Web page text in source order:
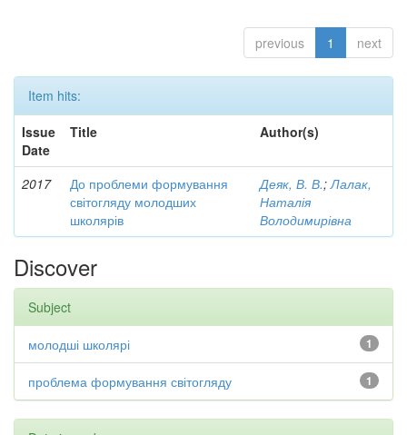
previous 1 next
Item hits:
Issue
Date
Title Author(s)
2017
До проблеми формування
світогляду молодших
школярів
Деяк, В. В.;Лалак,
Наталія
Володимирівна
Discover
Subject
1
молодші школярі
1
проблема формування світогляду